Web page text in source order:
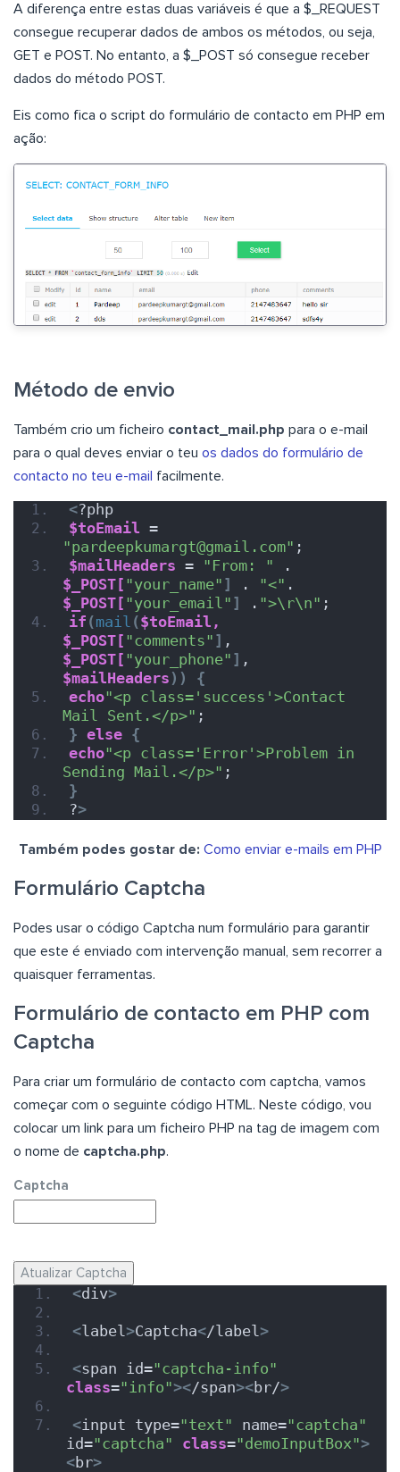
A diferença entre estas duas variáveis é que a $_REQUEST
consegue recuperar dados de ambos os métodos, ou seja,
GET e POST. No entanto, a $_POST só consegue receber
dados do método POST.
Eis como fica o script do formulário de contacto em PHP em
ação:
Método de envio
Também crio um ficheiro contact_mail.php para o e-mail
para o qual deves enviar o teu os dados do formulário de
contacto no teu e-mail facilmente.
<?php
$toEmail
"pardeepkumargt@gmail.com" ;
$mailHeaders = "From: "
$_POST[ "your_name" ] . "<"
$_POST[ "your_email" ] . ">\r\n" ;
if (mail ($toEmail,
$_POST[ "comments" ]
$_POST[ "your_phone" ]
$mailHeaders ))
{
echo"<p class='success'>Contact
Mail Sent.</p>" ;
} else {
echo"<p class='Error'>Problem in
Sending Mail.</p>" ;
}
?>
Também podes gostar de: Como enviar e-mails em PHP
Formulário Captcha
Podes usar o código Captcha num formulário para garantir
que este é enviado com intervenção manual, sem recorrer a
quaisquer ferramentas.
Formulário de contacto em PHP com
Captcha
Para criar um formulário de contacto com captcha, vamos
começar com o seguinte código HTML. Neste código, vou
colocar um link para um ficheiro PHP na tag de imagem com
o nome de captcha.php.
Captcha
Atualizar Captcha
<div>
<label >Captcha</label >
<span id="captcha-info"
class="info"></span><br/>
<input type="text" name="captcha"
id="captcha" class="demoInputBox">
<br>